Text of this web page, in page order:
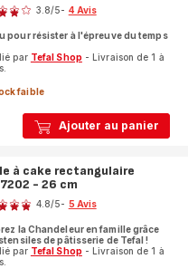
Ajouter au panier
3.8/5- 4 Avis
pour résister à l'épreuve du temps
par Tefal Shop- Livraison de 1 à
faible
à cake rectangulaire
- 26 cm
4.8/5- 5 Avis
la Chandeleur en famille grâce
de pâtisserie de Tefal !
par Tefal Shop- Livraison de 1 à